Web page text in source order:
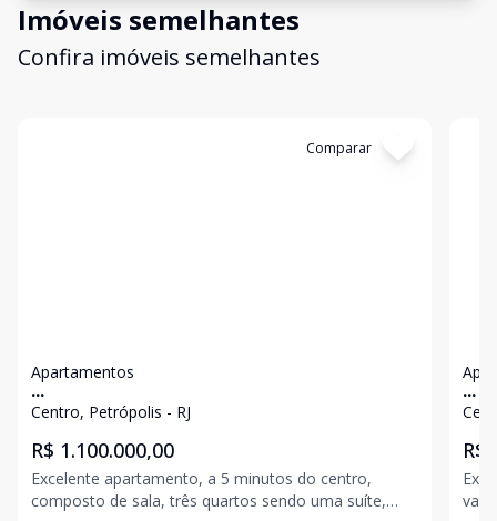
Imóveis semelhantes
Confira imóveis semelhantes
Comparar
Apartamentos
...
Centro, Petrópolis - RJ
R$ 1.100.000,00
Excelente apartamento, a 5 minutos do centro,
composto de sala, três quartos sendo uma suíte,
...
R$